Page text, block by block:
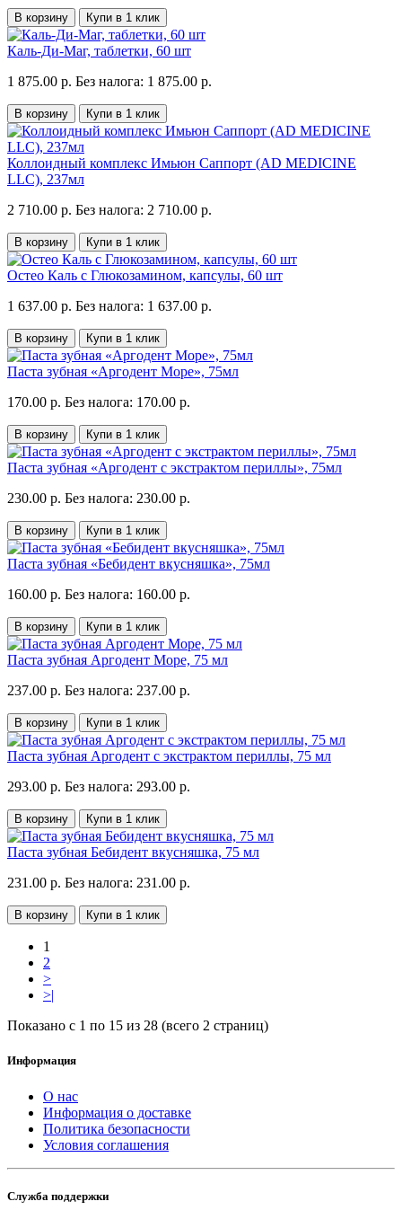
В корзину Купи в 1 клик
Каль-Ди-Маг, таблетки, 60 шт
1 875.00 р. Без налога: 1 875.00 р.
В корзину Купи в 1 клик
Коллоидный комплекс Имьюн Саппорт (AD MEDICINE
LLC), 237мл
2 710.00 р. Без налога: 2 710.00 р.
В корзину Купи в 1 клик
Остео Каль с Глюкозамином, капсулы, 60 шт
1 637.00 р. Без налога: 1 637.00 р.
В корзину Купи в 1 клик
Паста зубная «Аргодент Море», 75мл
170.00 р. Без налога: 170.00 р.
В корзину Купи в 1 клик
Паста зубная «Аргодент с экстрактом периллы», 75мл
230.00 р. Без налога: 230.00 р.
В корзину Купи в 1 клик
Паста зубная «Бебидент вкусняшка», 75мл
160.00 р. Без налога: 160.00 р.
В корзину Купи в 1 клик
Паста зубная Аргодент Море, 75 мл
237.00 р. Без налога: 237.00 р.
В корзину Купи в 1 клик
Паста зубная Аргодент с экстрактом периллы, 75 мл
293.00 р. Без налога: 293.00 р.
В корзину Купи в 1 клик
Паста зубная Бебидент вкусняшка, 75 мл
231.00 р. Без налога: 231.00 р.
В корзину Купи в 1 клик
1
2
>
>|
Показано с 1 по 15 из 28 (всего 2 страниц)
Информация
О нас
Информация о доставке
Политика безопасности
Условия соглашения
Служба поддержки